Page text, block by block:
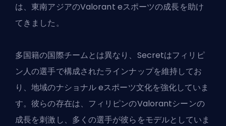
は、東南アジアのValorant eスポーツの成長を助け
てきました。
多国籍の国際チームとは異なり、Secretはフィリピ
ン人の選手で構成されたラインナップを維持してお
り、地域のナショナル eスポーツ文化を強化していま
す。彼らの存在は、フィリピンのValorantシーンの
成長を刺激し、多くの選手が彼らをモデルとしていま